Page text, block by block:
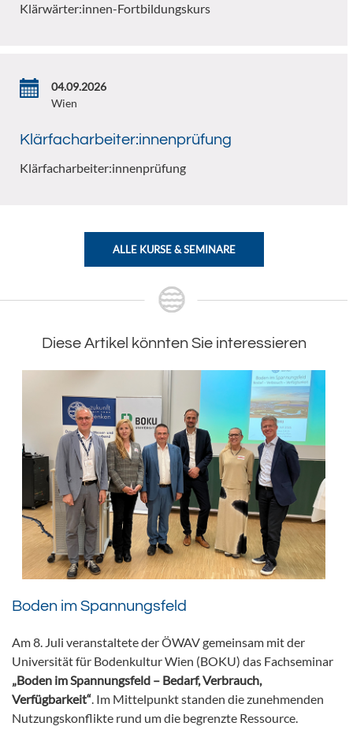
Klärwärter:innen-Fortbildungskurs
04.09.2026
Wien
Klärfacharbeiter:innenprüfung
Klärfacharbeiter:innenprüfung
ALLE KURSE & SEMINARE
Diese Artikel könnten Sie interessieren
Boden im Spannungsfeld
Am 8. Juli veranstaltete der ÖWAV gemeinsam mit der
Universität für Bodenkultur Wien (BOKU) das Fachseminar
„Boden im Spannungsfeld – Bedarf, Verbrauch,
Verfügbarkeit“ . Im Mittelpunkt standen die zunehmenden
Nutzungskonflikte rund um die begrenzte Ressource.